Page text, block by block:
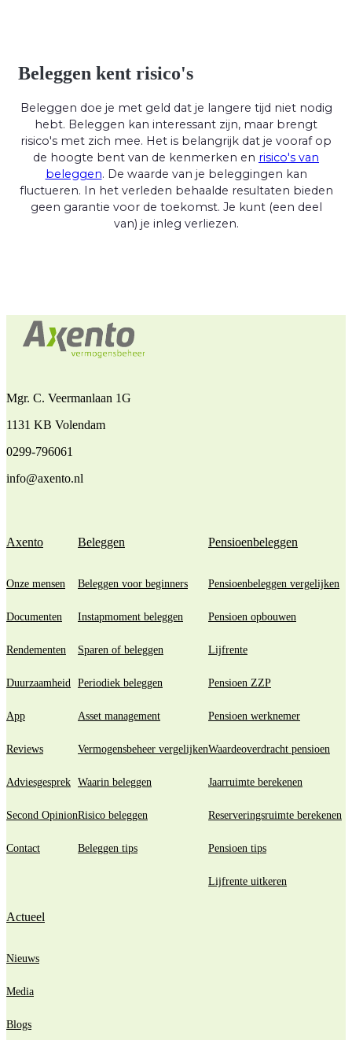
Beleggen kent risico's
Beleggen doe je met geld dat je langere tijd niet nodig
hebt. Beleggen kan interessant zijn, maar brengt
risico's met zich mee. Het is belangrijk dat je vooraf op
de hoogte bent van de kenmerken en risico's van
beleggen. De waarde van je beleggingen kan
fluctueren. In het verleden behaalde resultaten bieden
geen garantie voor de toekomst. Je kunt (een deel
van) je inleg verliezen.
Mgr. C. Veermanlaan 1G
1131 KB Volendam
0299-796061
info@axento.nl
Axento
Onze mensen
Documenten
Rendementen
Duurzaamheid
App
Reviews
Adviesgesprek
Second Opinion
Contact
Beleggen
Beleggen voor beginners
Instapmoment beleggen
Sparen of beleggen
Periodiek beleggen
Asset management
Vermogensbeheer vergelijken
Waarin beleggen
Risico beleggen
Beleggen tips
Pensioenbeleggen
Pensioenbeleggen vergelijken
Pensioen opbouwen
Lijfrente
Pensioen ZZP
Pensioen werknemer
Waardeoverdracht pensioen
Jaarruimte berekenen
Reserveringsruimte berekenen
Pensioen tips
Lijfrente uitkeren
Actueel
Nieuws
Media
Blogs